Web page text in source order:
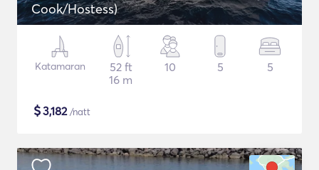
Cook/Hostess)
Katamaran
52 ft
16 m
10 5 5
$3,182/natt